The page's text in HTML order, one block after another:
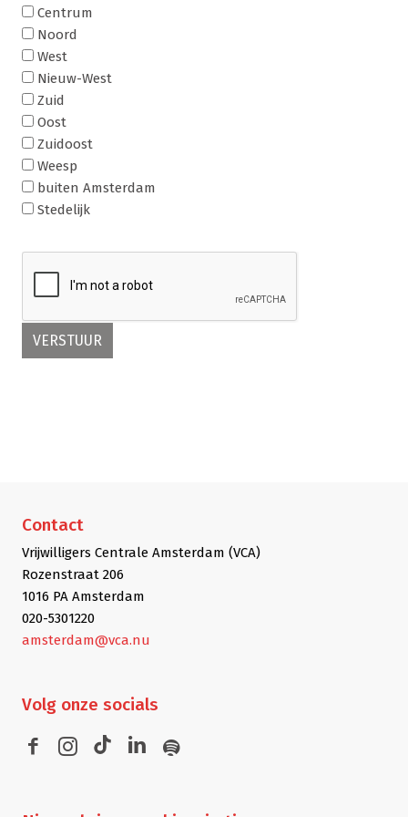
Centrum
Noord
West
Nieuw-West
Zuid
Oost
Zuidoost
Weesp
buiten Amsterdam
Stedelijk
Contact
Vrijwilligers Centrale Amsterdam (VCA)
Rozenstraat 206
1016 PA Amsterdam
020-5301220
amsterdam@vca.nu
Volg onze socials